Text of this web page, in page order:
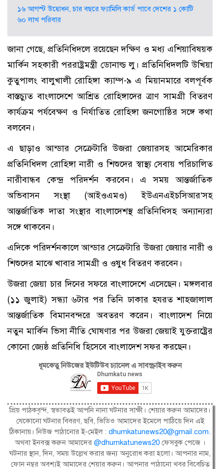
১৬ আগস্ট উদ্বোধন, চার বছরে ফ্যামিলি কার্ড পাবে দেশের ১ কোটি
৬০ লাখ পরিবার
জানা গেছে, প্রতিনিধিদলে রয়েছেন দক্ষিণ ও মধ্য এশিয়াবিষয়ক
মার্কিন সহকারী পররাষ্ট্রমন্ত্রী ডোনাল্ড লু। প্রতিনিধিদলটি উখিয়া
কুতুপালং বালুখালী রোহিঙ্গা ক্যাম্প-৯ এ মিয়ানমারে বলপূর্বক
বাস্তচ্যুত বাংলাদেশে আশ্রিত রোহিঙ্গাদের ত্রাণ সামগ্রী বিতরণ
কার্যক্রম পর্যবেক্ষণ ও নির্যাতিত রোহিঙ্গা জনগোষ্ঠির সঙ্গে কথা
বলবেন।
এ ছাড়াও আন্ডার সেক্রেটারি উজরা জেয়ারসহ আমেরিকার
প্রতিনিধিদল রোহিঙ্গা নারী ও শিশুদের স্বাস্থ্য সেবায় পরিচালিত
নারীবান্ধব কেন্দ্র পরিদর্শন করবেন। এ সময় আন্তর্জাতিক
অভিবাসন সংস্থা (আইওএমও) ইউএনএইচসিআর’সহ
আন্তর্জাতিক দাতা সংস্থার বাংলাদেশস্থ প্রতিনিধিসহ অন্যান্যরা
সঙ্গে থাকবেন।
এদিকে পরিদর্শনকালে আন্ডার সেক্রেটারি উজরা জেয়ার নারী ও
শিশুদের মাঝে খাবার সামগ্রী ও ওষুধ বিতরণ করবেন।
উজরা জেয়া চার দিনের সফরে বাংলাদেশে এসেছেন। মঙ্গলবার
(১১ জুলাই) সন্ধ্যা ৬টার পর তিনি ঢাকার হযরত শাহজালাল
আন্তর্জাতিক বিমানবন্দরে অবতরণ করেন। বাংলাদেশ নিয়ে
নতুন মার্কিন ভিসা নীতি ঘোষণার পর উজরা জেয়াই যুক্তরাষ্ট্রের
কোনো জ্যেষ্ঠ প্রতিনিধি হিসেবে বাংলাদেশ সফর করছেন।
ধূমকেতু নিউজের ইউটিউব চ্যানেল এ সাবস্ক্রাইব করুন
প্রিয় পাঠকবৃন্দ, স্বভাবতই আপনি নানা ঘটনার সাক্ষী। শেয়ার করুন আমাদের।
যেকোনো ঘটনার বিবরণ, ছবি, ভিডিও আমাদের ইমেলে পাঠিয়ে দিন এই
ঠিকানায়। নিউজ পাঠানোর ই-মেইল : dhumkatunews20@gmail.com.
অথবা ইনবক্স করুন আমাদের@dhumkatunews20 ফেসবুক পেজে ।
ঘটনার স্থান, দিন, সময় উল্লেখ করার জন্য অনুরোধ করা হলো। আপনার নাম,
ফোন নম্বর অবশ্যই আমাদের শেয়ার করুন। আপনার পাঠানো খবর বিবেচিত